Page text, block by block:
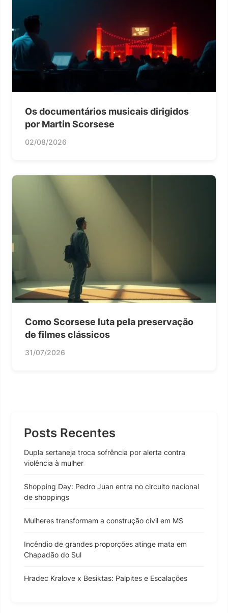
Os documentários musicais dirigidos
por Martin Scorsese
02/08/2026
Como Scorsese luta pela preservação
de filmes clássicos
31/07/2026
Posts Recentes
Dupla sertaneja troca sofrência por alerta contra
violência à mulher
Shopping Day: Pedro Juan entra no circuito nacional
de shoppings
Mulheres transformam a construção civil em MS
Incêndio de grandes proporções atinge mata em
Chapadão do Sul
Hradec Kralove x Besiktas: Palpites e Escalações